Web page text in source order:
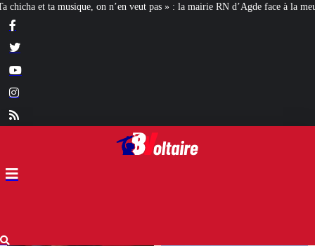
» : la mairie RN d’Agde face à la meute « antiraciste » La hausse de la